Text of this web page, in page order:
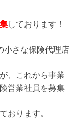
しております！
小さな保険代理店
、これから事業
営業社員を募集
おります。